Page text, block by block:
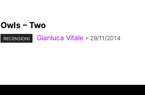
Owls – Two
RECENSIONI Gianluca Vitale - 29/11/2014